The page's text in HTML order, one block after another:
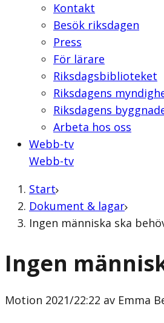
Kontakt
Besök riksdagen
Press
För lärare
Riksdagsbiblioteket
Riksdagens
Riksdagens
Arbeta hos oss
Webb-tv
Webb-tv
Start
Dokument & lagar
Ingen människa ska
Ingen
Motion 2021/22:22 av Emma